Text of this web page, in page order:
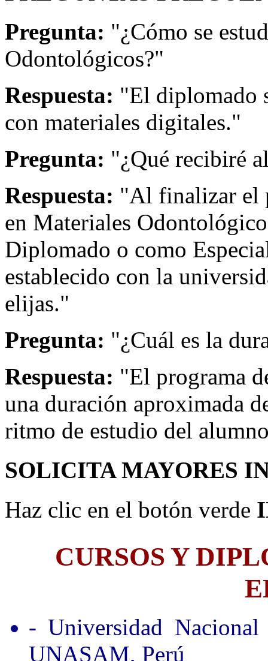
Pregunta: "¿Cómo se
Odontológicos?"
Respuesta: "El diplomado
con materiales digitales."
Pregunta: "¿Qué recibiré
Respuesta: "Al finalizar el
en Materiales
Diplomado o como
establecido con la
elijas."
Pregunta: "¿Cuál es la
Respuesta: "El programa
una duración aproximada
ritmo de estudio del
SOLICITA MAYORES
Haz clic en el botón verde
CURSOS Y
- Universidad
UNASAM, Perú